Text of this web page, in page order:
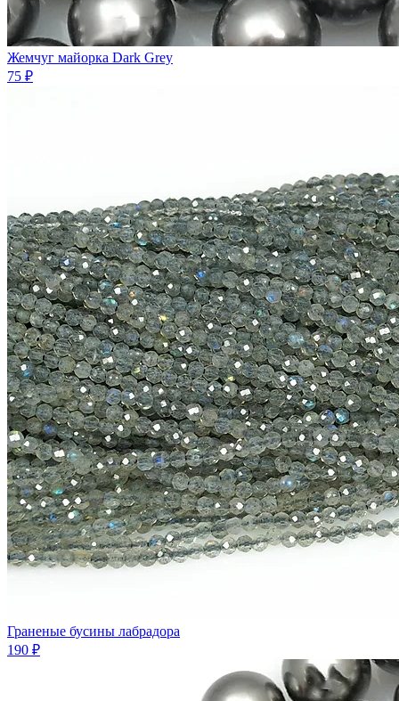
Жемчуг майорка Dark Grey
75 ₽
Граненые бусины лабрадора
190 ₽